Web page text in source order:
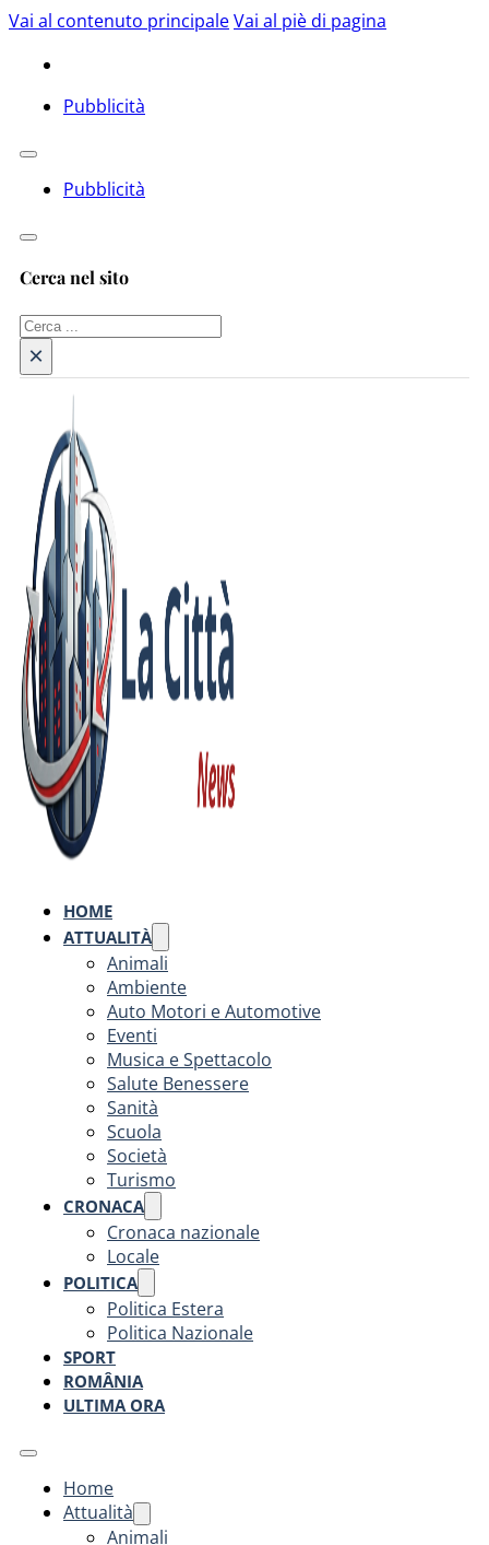
Vai al contenuto principaleVai al piè di pagina
Pubblicità
Pubblicità
Cerca nel sito
Cerca
×
HOME
ATTUALITÀ
Animali
Ambiente
Auto Motori e Automotive
Eventi
Musica e Spettacolo
Salute Benessere
Sanità
Scuola
Società
Turismo
CRONACA
Cronaca nazionale
Locale
POLITICA
Politica Estera
Politica Nazionale
SPORT
ROMÂNIA
ULTIMA ORA
Home
Attualità
Animali